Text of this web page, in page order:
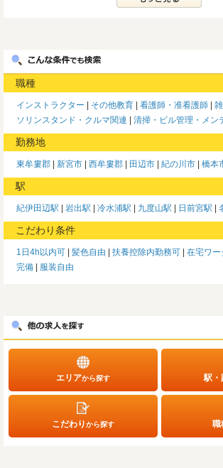
職種
インストラクター その他教育 看護師・准看護師
ソリンスタンド・クルマ関連
清掃・ビル管理・メン
勤務地
東牟婁郡 新宮市 西牟婁郡 田辺市 紀の川市 橋本
駅
紀伊田辺駅 岩出駅 冷水浦駅 九度山駅 日前宮駅
こだわり条件
1日4h以内可 髪色自由 扶養控除内勤務可 在宅ワー
完備
服装自由
エリアから探す 駅・
こだわりから探す 職